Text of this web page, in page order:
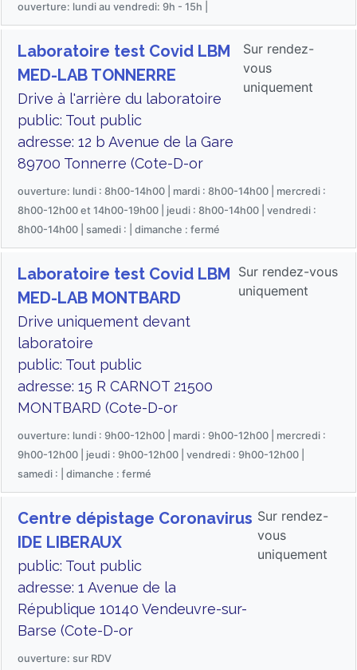
ouverture: lundi au vendredi: 9h - 15h |
Laboratoire test Covid LBM
MED-LAB TONNERRE
Drive à l'arrière du laboratoire
public: Tout public
adresse: 12 b Avenue de la Gare
89700 Tonnerre (Cote-D-or
Sur rendez-
vous
uniquement
ouverture: lundi : 8h00-14h00 | mardi : 8h00-14h00 | mercredi :
8h00-12h00 et 14h00-19h00 | jeudi : 8h00-14h00 | vendredi :
8h00-14h00 | samedi : | dimanche : fermé
Laboratoire test Covid LBM
MED-LAB MONTBARD
Drive uniquement devant
laboratoire
public: Tout public
adresse: 15 R CARNOT 21500
MONTBARD (Cote-D-or
Sur rendez-vous
uniquement
ouverture: lundi : 9h00-12h00 | mardi : 9h00-12h00 | mercredi :
9h00-12h00 | jeudi : 9h00-12h00 | vendredi : 9h00-12h00 |
samedi : | dimanche : fermé
Centre dépistage Coronavirus
IDE LIBERAUX
public: Tout public
adresse: 1 Avenue de la
République 10140 Vendeuvre-sur-
Barse (Cote-D-or
Sur rendez-
vous
uniquement
ouverture: sur RDV